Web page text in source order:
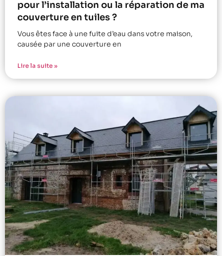
pour l’installation ou la réparation de ma
couverture en tuiles ?
Vous êtes face à une fuite d’eau dans votre maison,
causée par une couverture en
Lire la suite »